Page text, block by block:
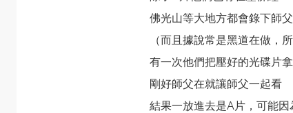
佛光山等大地方都會錄下師
（而且據說常是黑道在做，
有一次他們把壓好的光碟片
剛好師父在就讓師父一起看
結果一放進去是A片，可能